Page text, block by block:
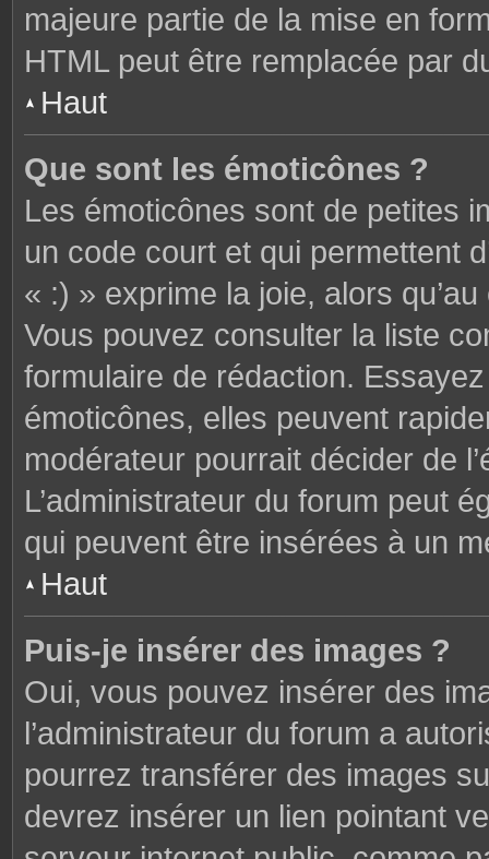
majeure partie de la mise en
HTML peut être remplacée par
Haut
Que sont les émoticônes ?
Les émoticônes sont de petites
un code court et qui permettent
« :) » exprime la joie, alors
Vous pouvez consulter la liste
formulaire de rédaction.
émoticônes, elles peuvent
modérateur pourrait décider de
L’administrateur du forum peut
qui peuvent être insérées à un
Haut
Puis-je insérer des images ?
Oui, vous pouvez insérer des
l’administrateur du forum a
pourrez transférer des images
devrez insérer un lien pointant